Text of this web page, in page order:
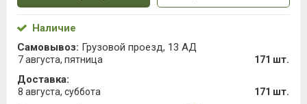
Наличие
Самовывоз: Грузовой проезд, 13 АД
7 августа, пятница 171 шт.
Доставка:
8 августа, суббота 171 шт.